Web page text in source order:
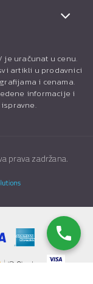
je uračunat u cenu.
artikli u prodavnici
i cenama.
informacije i
prava zadržana.